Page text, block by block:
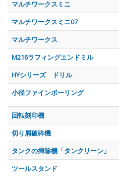
マルチワークスミニ
マルチワークスミニ07
マルチワークス
M216ラフィングエンドミル
HYシリーズ ドリル
小径ファインボーリング
回転刻印機
切り屑破砕機
タンクの掃除機「タンクリーン」
ツールスタンド